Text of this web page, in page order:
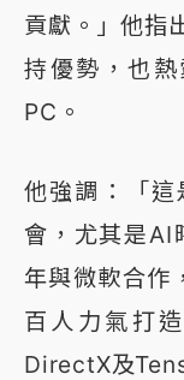
貢獻。」他指
持優勢，也
PC。
他強調：「
會，尤其是AI
年與微軟合作
百人力氣打
DirectX及